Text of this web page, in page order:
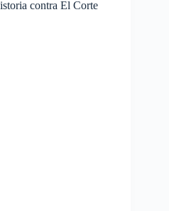
contra El Corte